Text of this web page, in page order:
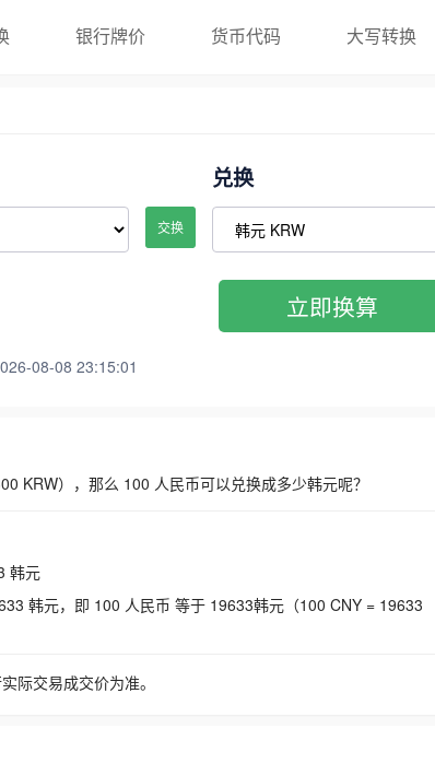
银行牌价 货币代码 大写转换
交换
兑换
08-08 23:15:01
立即换算
KRW），那么 100 人民币可以兑换成多少韩元呢？
韩元
韩元，即 100 人民币 等于 19633韩元（100 CNY = 19633
际交易成交价为准。